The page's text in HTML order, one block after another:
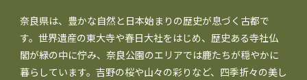
奈良県は、豊かな自然と日本始まりの歴史が息づく古都で
す。世界遺産の東大寺や春日大社をはじめ、歴史ある寺社仏
閣が緑の中に佇み、奈良公園のエリアでは鹿たちが穏やかに
暮らしています。吉野の桜や山々の彩りなど、四季折々の美し